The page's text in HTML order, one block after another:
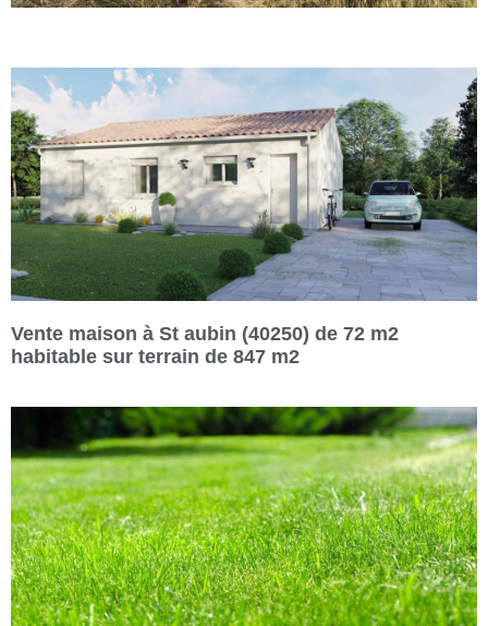
Vente maison à St aubin (40250) de 72 m2
habitable sur terrain de 847 m2